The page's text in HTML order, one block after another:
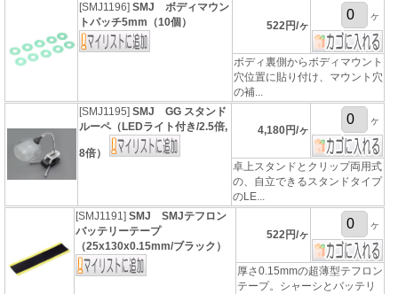
[SMJ1196]SMJ ボディマウン
トパッチ5mm（10個）
522円/ヶ
ヶ
ボディ裏側からボディマウント
穴位置に貼り付け、マウント穴
の補...
[SMJ1195]SMJ GG スタンド
ルーペ（LEDライト付き/2.5倍,
8倍）
4,180円/ヶ
ヶ
卓上スタンドとクリップ両用式
の、自立できるスタンドタイプ
のLE...
[SMJ1191]SMJ SMJテフロン
バッテリーテープ
（25x130x0.15mm/ブラック）
522円/ヶ
ヶ
厚さ0.15mmの超薄型テフロン
テープ。シャーシとバッテリ